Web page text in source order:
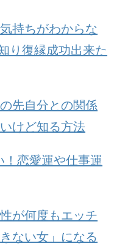
持ちがわからな
り復縁成功出来た
先自分との関係
けど知る方法
恋愛運や仕事運
が何度もエッチ
ない女」になる